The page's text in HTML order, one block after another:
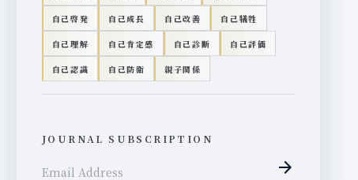
自己啓発 自己成長 自己改善 自己犠牲
自己理解 自己肯定感 自己診断 自己評価
自己認識 自己防衛 親子関係
JOURNAL SUBSCRIPTION
arrow_forward